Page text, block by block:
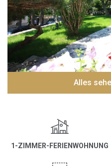
Alles
1-ZIMMER-FERIENWOHNUNG